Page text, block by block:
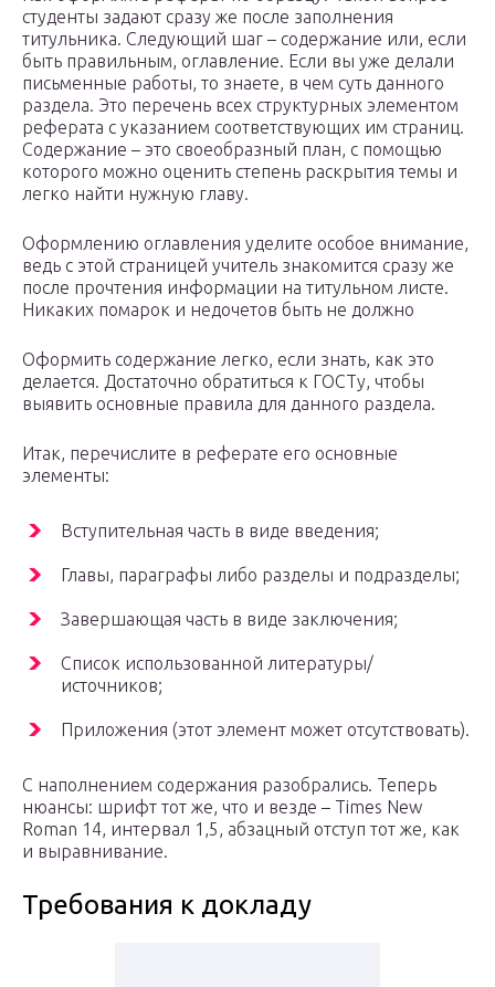
студенты задают сразу же после заполнения
титульника. Следующий шаг – содержание или, если
быть правильным, оглавление. Если вы уже делали
письменные работы, то знаете, в чем суть данного
раздела. Это перечень всех структурных элементом
реферата с указанием соответствующих им страниц.
Содержание – это своеобразный план, с помощью
которого можно оценить степень раскрытия темы и
легко найти нужную главу.
Оформлению оглавления уделите особое внимание,
ведь с этой страницей учитель знакомится сразу же
после прочтения информации на титульном листе.
Никаких помарок и недочетов быть не должно
Оформить содержание легко, если знать, как это
делается. Достаточно обратиться к ГОСТу, чтобы
выявить основные правила для данного раздела.
Итак, перечислите в реферате его основные
элементы:
Вступительная часть в виде введения;
Главы, параграфы либо разделы и подразделы;
Завершающая часть в виде заключения;
Список использованной литературы/
источников;
Приложения (этот элемент может отсутствовать).
С наполнением содержания разобрались. Теперь
нюансы: шрифт тот же, что и везде – Times New
Roman 14, интервал 1,5, абзацный отступ тот же, как
и выравнивание.
Требования к докладу